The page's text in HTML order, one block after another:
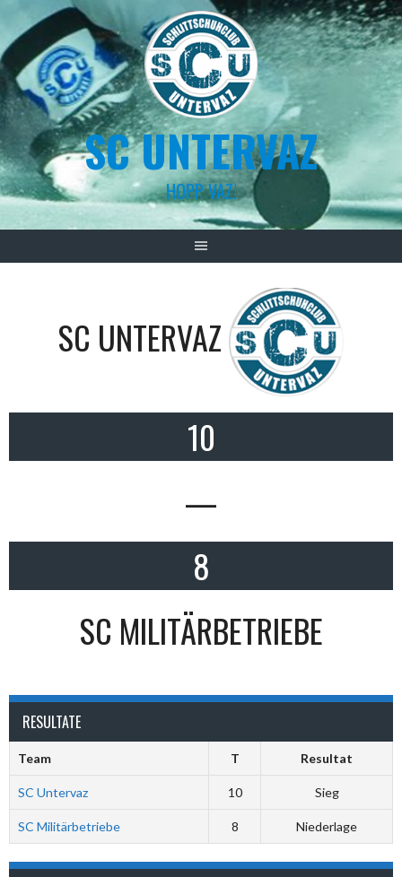
Skip
to
content
SC UNTERVAZ
HOPP VAZ!
SC UNTERVAZ
10
—
8
SC MILITÄRBETRIEBE
RESULTATE
Team T Resultat
SC Untervaz 10 Sieg
SC Militärbetriebe 8 Niederlage